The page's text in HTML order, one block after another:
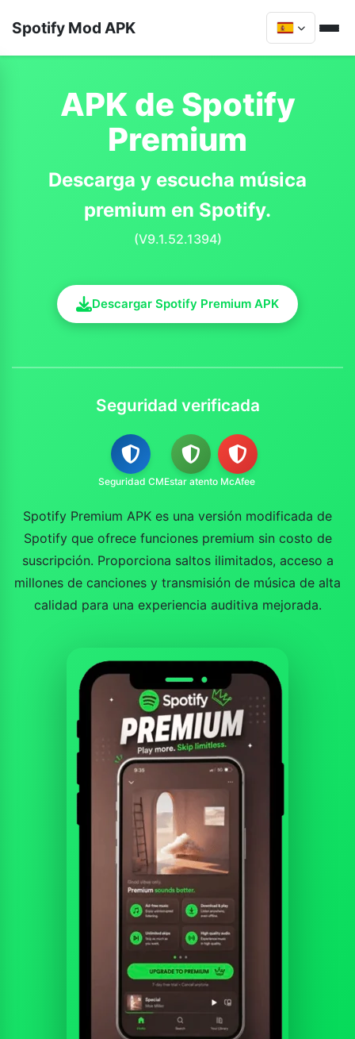
Spotify Mod APK
APK de Spotify
Premium
Descarga y escucha música
premium en Spotify.
(V9.1.52.1394)
Descargar Spotify Premium APK
Seguridad verificada
Seguridad CMEstar atento McAfee
Spotify Premium APK es una versión modificada de
Spotify que ofrece funciones premium sin costo de
suscripción. Proporciona saltos ilimitados, acceso a
millones de canciones y transmisión de música de alta
calidad para una experiencia auditiva mejorada.